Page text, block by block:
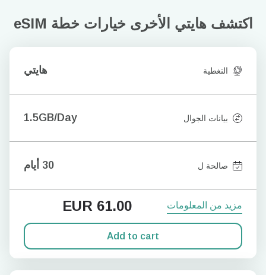
اكتشف هايتي الأخرى خيارات خطة eSIM
التغطية هايتي
بيانات الجوال 1.5GB/Day
صالحة ل 30 أيام
مزيد من المعلومات EUR 61.00
Add to cart